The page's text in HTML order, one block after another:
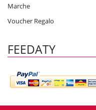
Marche
Voucher Regalo
FEEDATY